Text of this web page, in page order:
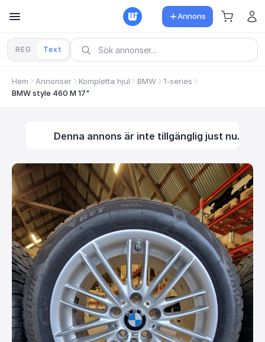
Annons
REG Text
Hem Annonser Kompletta hjul BMW
1-series
BMW style 460 M 17"
Denna annons är inte tillgänglig just nu.